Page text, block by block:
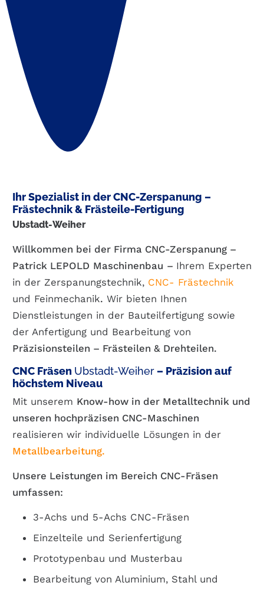
Ihr Spezialist in der CNC-Zerspanung –
Frästechnik & Frästeile-Fertigung
Ubstadt-Weiher
Willkommen bei der Firma CNC-Zerspanung –
Patrick LEPOLD Maschinenbau – Ihrem Experten
in der Zerspanungstechnik, CNC- Frästechnik
und Feinmechanik. Wir bieten Ihnen
Dienstleistungen in der Bauteilfertigung sowie
der Anfertigung und Bearbeitung von
Präzisionsteilen – Frästeilen & Drehteilen.
CNC Fräsen Ubstadt-Weiher – Präzision auf
höchstem Niveau
Mit unserem Know-how in der Metalltechnik und
unseren hochpräzisen CNC-Maschinen
realisieren wir individuelle Lösungen in der
Metallbearbeitung.
Unsere Leistungen im Bereich CNC-Fräsen
umfassen:
3-Achs und 5-Achs CNC-Fräsen
Einzelteile und Serienfertigung
Prototypenbau und Musterbau
Bearbeitung von Aluminium, Stahl und